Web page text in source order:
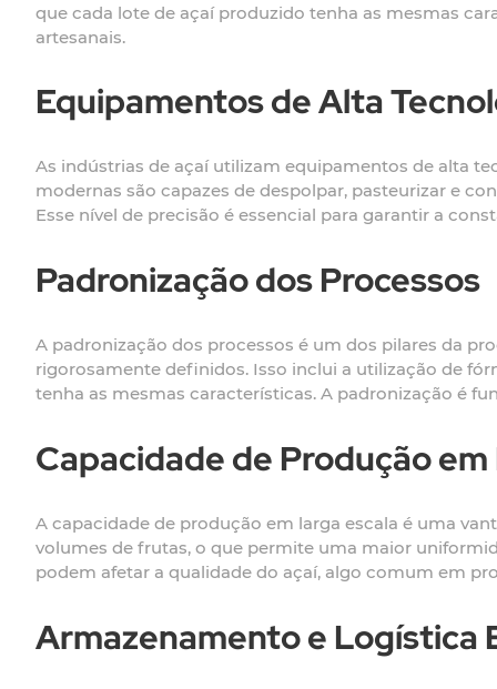
que cada lote de açaí produzido tenha as mesmas
artesanais.
Equipamentos de Alta
As indústrias de açaí utilizam equipamentos de alta
modernas são capazes de despolpar, pasteurizar e
Esse nível de precisão é essencial para garantir a
Padronização dos Processos
A padronização dos processos é um dos pilares da
rigorosamente definidos. Isso inclui a utilização de
tenha as mesmas características. A padronização é
Capacidade de Produção em
A capacidade de produção em larga escala é uma
volumes de frutas, o que permite uma maior
podem afetar a qualidade do açaí, algo comum em
Armazenamento e Logística